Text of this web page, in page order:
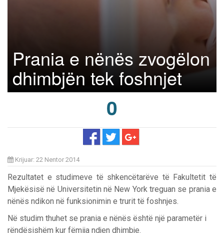
Prania e nënës zvogëlon
dhimbjën tek foshnjet
0
Krijuar: 22 Nentor 2014
Rezultatet e studimeve të shkencëtarëve të Fakultetit të
Mjekësisë në Universitetin në New York treguan se prania e
nënës ndikon në funksionimin e trurit të foshnjes.
Në studim thuhet se prania e nënës është një parametër i
rëndësishëm kur fëmija ndjen dhimbje.